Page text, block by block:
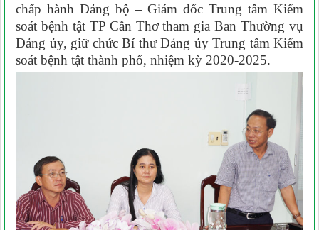
chấp hành Đảng bộ – Giám đốc Trung tâm Kiểm
soát bệnh tật TP Cần Thơ tham gia Ban Thường vụ
Đảng ủy, giữ chức Bí thư Đảng ủy Trung tâm Kiểm
soát bệnh tật thành phố, nhiệm kỳ 2020-2025.